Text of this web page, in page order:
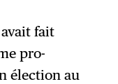
fait
pro-
élection au